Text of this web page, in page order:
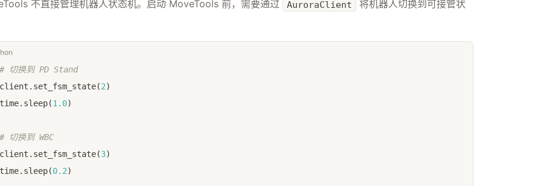
不直接管理机器人状态机。启动 MoveTools 前，需要通过 AuroraClient 将机器人切换到可接管状
# 切换到 PD Stand
client . set_fsm_state(2)
time. sleep(1.0)
# 切换到 WBC
client . set_fsm_state(3)
time. sleep(0.2)